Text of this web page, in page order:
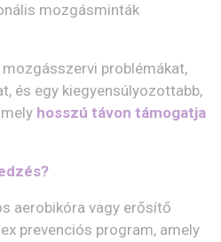
mozgásminták
problémákat,
és egy kiegyensúlyozottabb,
hosszú távon támogatja
aerobikóra vagy erősítő
prevenciós program, amely